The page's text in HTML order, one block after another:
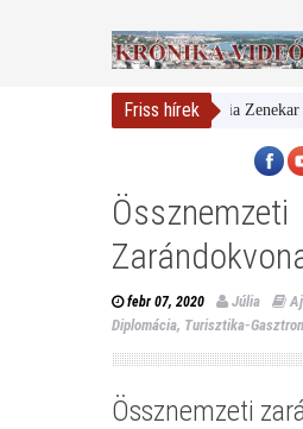
Friss hírek
Galéria és a Danubia Zenekar
Össznemzeti
febr 07, 2020 Júlia
Diplomácia, Turisztika-
Össznemzeti